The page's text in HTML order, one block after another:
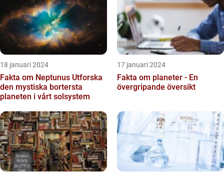
18 januari 2024
Fakta om Neptunus Utforska
den mystiska bortersta
planeten i vårt solsystem
17 januari 2024
Fakta om planeter - En
övergripande översikt